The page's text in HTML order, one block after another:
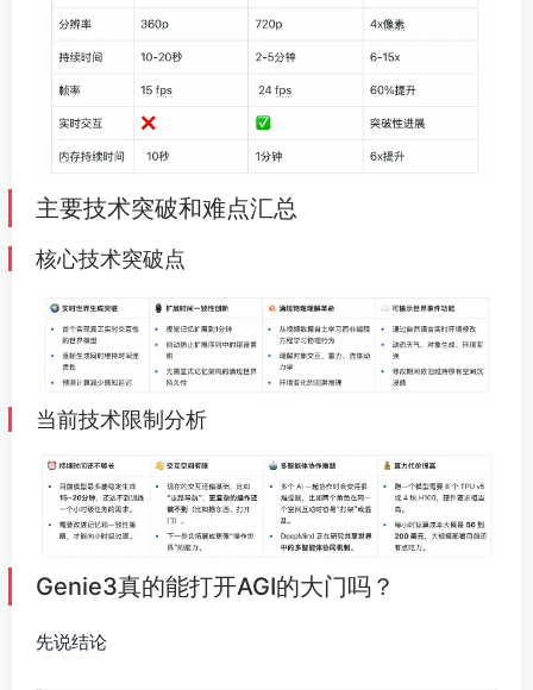
当前技术限制分析
Genie3真的能打开AGI的大门吗？
先说结论
Genie 3 是通往 AGI 的“关键模块节点”，它像是未来
构建抽象世界模型的雏形。但若说它已经实现了真正的
“通用智能体”，仍然为时尚早，中间还有多个关键跨越
点需要攻克。